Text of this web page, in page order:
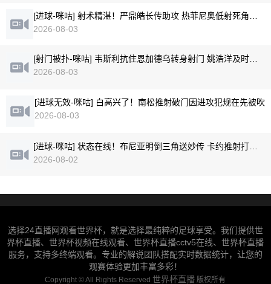
2026-08-03
[射门被扑-咪咕] 韦斯利抗住恩加德乌转身射门 姚浩洋及时化险
2026-08-03
[进球无效-咪咕] 白高兴了！南松推射破门因进攻犯规在先被吹
2026-08-03
2026-08-02
选择24直播网观看世界杯，就是选择最纯粹的足球享受。我们提供世
界杯直播、世界杯视频在线观看、世界杯直播cctv5在线、世界杯直播
服务，支持多终端观看。专业的解说团队搭配实时数据统计，让您的
观赛体验更加丰富多彩！
Copyright ©All Rights Reserved世界杯直播 版权所有